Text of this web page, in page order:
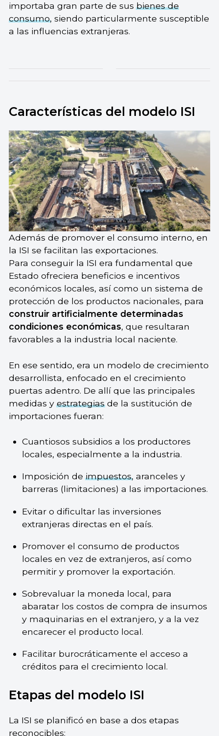
importaba gran parte de susbienes de
consumo, siendo particularmente susceptible
a las influencias extranjeras.
Características del modelo ISI
Además de promover el consumo interno, en
la ISI se facilitan las exportaciones.
Para conseguir la ISI era fundamental que
Estado ofreciera beneficios e incentivos
económicos locales, así como un sistema de
protección de los productos nacionales, para
construir artificialmente determinadas
condiciones económicas, que resultaran
favorables a la industria local naciente.
En ese sentido, era un modelo de crecimiento
desarrollista, enfocado en el crecimiento
puertas adentro. De allí que las principales
medidas yestrategiasde la sustitución de
importaciones fueran:
Cuantiosos subsidios a los productores
locales, especialmente a la industria.
Imposición deimpuestos, aranceles y
barreras (limitaciones) a las importaciones.
Evitar o dificultar las inversiones
extranjeras directas en el país.
Promover el consumo de productos
locales en vez de extranjeros, así como
permitir y promover la exportación.
Sobrevaluar la moneda local, para
abaratar los costos de compra de insumos
y maquinarias en el extranjero, y a la vez
encarecer el producto local.
Facilitar burocráticamente el acceso a
créditos para el crecimiento local.
Etapas del modelo ISI
La ISI se planificó en base a dos etapas
reconocibles: